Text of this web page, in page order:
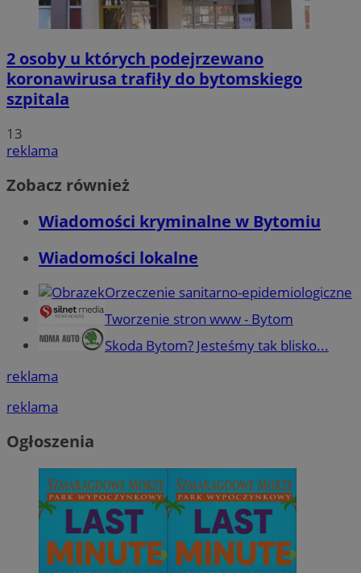
2 osoby u których podejrzewano
koronawirusa trafiły do bytomskiego
szpitala
13
reklama
Zobacz również
Wiadomości kryminalne w Bytomiu
Wiadomości lokalne
Orzeczenie sanitarno-epidemiologiczne
Tworzenie stron www - Bytom
Skoda Bytom? Jesteśmy tak blisko...
reklama
reklama
Ogłoszenia